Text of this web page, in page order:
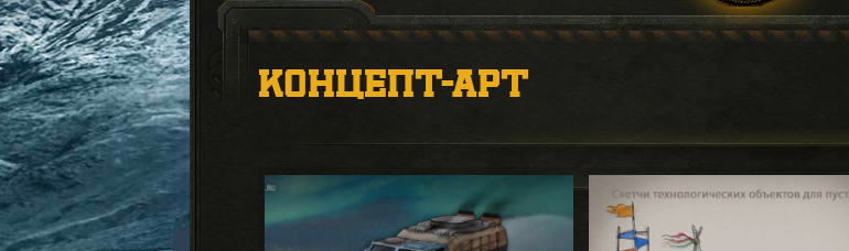
КОНЦЕПТ-АРТ